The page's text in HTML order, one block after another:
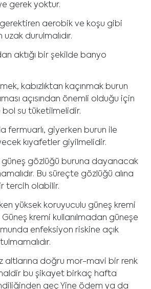
gerek yoktur.
gerektiren aerobik ve koşu gibi
durulmalıdır.
aktığı bir şekilde banyo
kabızlıktan kaçınmak burun
açısından önemli olduğu için
bol su tüketilmelidir.
fermuarlı, giyerken burun ile
kıyafetler giyilmelidir.
güneş gözlüğü buruna dayanacak
Bu süreçte gözlüğü alına
tercih olabilir.
yüksek koruyuculu güneş kremi
Güneş kremi kullanılmadan güneşe
enfeksiyon riskine açık
altlarına doğru mor-mavi bir renk
bu şikayet birkaç hafta
geç Yine ödem ya da